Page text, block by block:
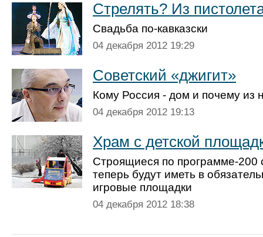
Стрелять? Из
Свадьба по-кавказски
04 декабря 2012 19:29
Советский «джигит»
Кому Россия - дом и почему из
04 декабря 2012 19:13
Храм с детской
Строящиеся по программе-
теперь будут иметь в
игровые площадки
04 декабря 2012 18:38